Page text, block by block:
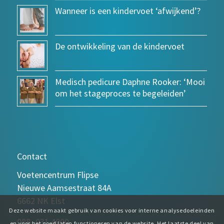
Wanneer is een kindervoet ‘afwijkend’?
De ontwikkeling van de kindervoet
Medisch pedicure Daphne Rooker: ‘Mooi
om het stageproces te begeleiden’
Contact
Voetencentrum Flipse
Nieuwe Aamsestraat 84A
6662 NK Elst
088- 031 4000
Deze website maakt gebruik van cookies voor interne analysedoeleinden